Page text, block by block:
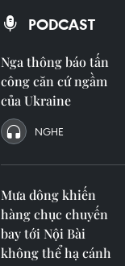
PODCAST
Nga thông báo tấn
công căn cứ ngầm
của Ukraine
NGHE
Mưa dông khiến
hàng chục chuyến
bay tới Nội Bài
không thể hạ cánh